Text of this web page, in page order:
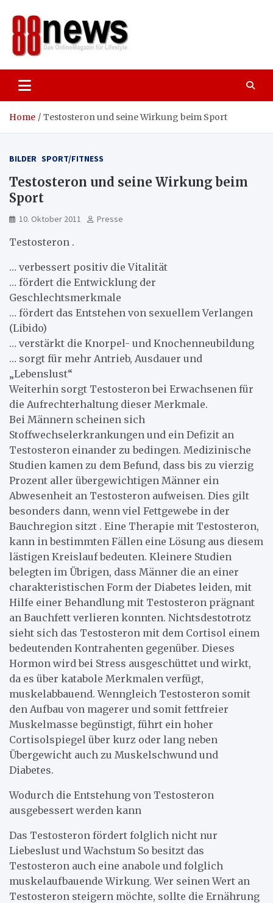
content
Home Testosteron und seine Wirkung beim Sport
BILDER SPORT/FITNESS
Testosteron und seine Wirkung beim
Sport
10. Oktober 2011 Presse
Testosteron .
… verbessert positiv die Vitalität
… fördert die Entwicklung der
Geschlechtsmerkmale
… fördert das Entstehen von sexuellem Verlangen
(Libido)
… verstärkt die Knorpel- und Knochenneubildung
… sorgt für mehr Antrieb, Ausdauer und
„Lebenslust“
Weiterhin sorgt Testosteron bei Erwachsenen für
die Aufrechterhaltung dieser Merkmale.
Bei Männern scheinen sich
Stoffwechselerkrankungen und ein Defizit an
Testosteron einander zu bedingen. Medizinische
Studien kamen zu dem Befund, dass bis zu vierzig
Prozent aller übergewichtigen Männer ein
Abwesenheit an Testosteron aufweisen. Dies gilt
besonders dann, wenn viel Fettgewebe in der
Bauchregion sitzt . Eine Therapie mit Testosteron,
kann in bestimmten Fällen eine Lösung aus diesem
lästigen Kreislauf bedeuten. Kleinere Studien
belegten im Übrigen, dass Männer die an einer
charakteristischen Form der Diabetes leiden, mit
Hilfe einer Behandlung mit Testosteron prägnant
an Bauchfett verlieren konnten. Nichtsdestotrotz
sieht sich das Testosteron mit dem Cortisol einem
bedeutenden Kontrahenten gegenüber. Dieses
Hormon wird bei Stress ausgeschüttet und wirkt,
da es über katabole Merkmalen verfügt,
muskelabbauend. Wenngleich Testosteron somit
den Aufbau von magerer und somit fettfreier
Muskelmasse begünstigt, führt ein hoher
Cortisolspiegel über kurz oder lang neben
Übergewicht auch zu Muskelschwund und
Diabetes.
Wodurch die Entstehung von Testosteron
ausgebessert werden kann
Das Testosteron fördert folglich nicht nur
Liebeslust und Wachstum So besitzt das
Testosteron auch eine anabole und folglich
muskelaufbauende Wirkung. Wer seinen Wert an
Testosteron steigern möchte, sollte die Ernährung